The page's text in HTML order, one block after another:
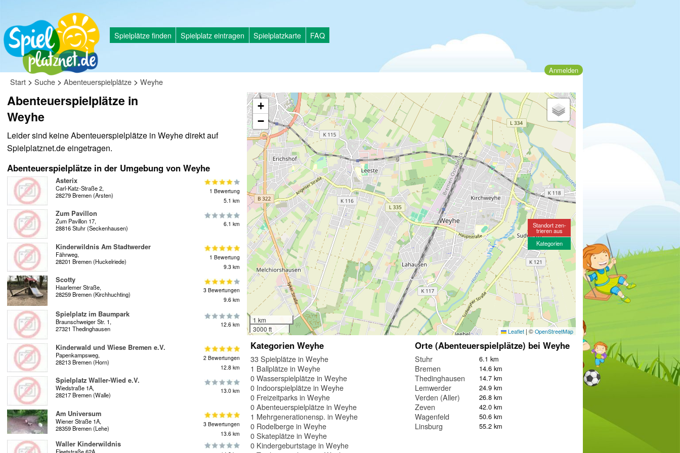
Spielplätze finden Spielplatz eintragen Spielplatzkarte FAQ
Anmelden
Start > Suche > Abenteuerspielplätze > Weyhe
Abenteuerspielplätze in
Weyhe
Leider sind keine Abenteuerspielplätze in Weyhe direkt auf
Spielplatznet.de eingetragen.
Abenteuerspielplätze in der Umgebung von Weyhe
Asterix
Carl-Katz-Straße 2,
28279 Bremen (Arsten)
1 Bewertung
5.1 km
Zum Pavillon
Zum Pavillon 17,
28816 Stuhr (Seckenhausen)
6.1 km
Kinderwildnis Am Stadtwerder
Fährweg,
28201 Bremen (Huckelriede)
1 Bewertung
9.3 km
Scotty
Haarlemer Straße,
28259 Bremen (Kirchhuchting)
3 Bewertungen
9.6 km
Spielplatz im Baumpark
Braunschweiger Str. 1,
27321 Thedinghausen
12.6 km
Kinderwald und Wiese Bremen e.V.
Papenkampsweg,
28213 Bremen (Horn)
2 Bewertungen
12.8 km
Spielplatz Waller-Wied e.V.
Wiedstraße 1A,
28217 Bremen (Walle)
13.0 km
Am Universum
Wiener Straße 1A,
28359 Bremen (Lehe)
3 Bewertungen
13.6 km
Waller Kinderwildnis
Fleetstraße 62A,
+
−
1 km
3000 ft
Leaflet | © OpenStreetMap
Standort zen-
trieren aus
Kategorien
Kategorien Weyhe
33 Spielplätze in Weyhe
1 Ballplätze in Weyhe
0 Wasserspielplätze in Weyhe
0 Indoorspielplätze in Weyhe
0 Freizeitparks in Weyhe
0 Abenteuerspielplätze in Weyhe
1 Mehrgenerationensp. in Weyhe
0 Rodelberge in Weyhe
0 Skateplätze in Weyhe
0 Kindergeburtstage in Weyhe
Orte (Abenteuerspielplätze) bei Weyhe
Stuhr 6.1 km
Bremen 14.6 km
Thedinghausen 14.7 km
Lemwerder 24.9 km
Verden (Aller) 26.8 km
Zeven 42.0 km
Wagenfeld 50.6 km
Linsburg 55.2 km